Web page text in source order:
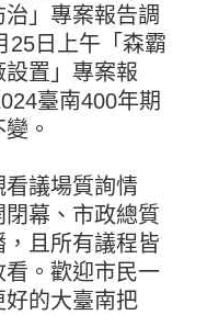
」專案報告調
25日上午「森霸
置」專案報
臺南400年期
。
議場質詢情
幕、市政總質
且所有議程皆
。歡迎市民一
好的大臺南把